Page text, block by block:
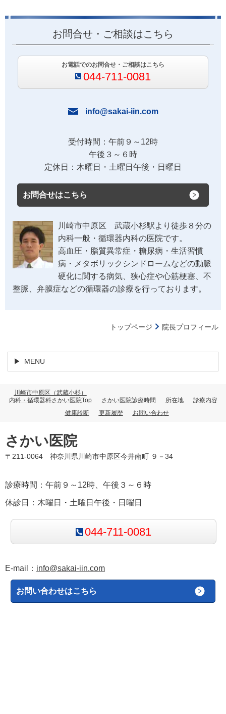
お問合せ・ご相談はこちら
お電話でのお問合せ・ご相談はこちら
044-711-0081
info@sakai-iin.com
受付時間：午前９～12時
午後３～６時
定休日：木曜日・土曜日午後・日曜日
お問合せはこちら
川崎市中原区 武蔵小杉駅より徒歩８分の
内科一般・循環器内科の医院です。
高血圧・脂質異常症・糖尿病・生活習慣
病・メタボリックシンドロームなどの動脈
硬化に関する病気、狭心症や心筋梗塞、不
整脈、弁膜症などの循環器の診療を行っております。
トップページ 院長プロフィール
MENU
川崎市中原区（武蔵小杉）
内科・循環器科さかい医院Top
さかい医院診療時間 所在地
診療内容
健康診断
更新履歴 お問い合わせ
さかい医院
〒211-0064 神奈川県川崎市中原区今井南町 ９－34
診療時間：午前９～12時、午後３～６時
休診日：木曜日・土曜日午後・日曜日
044-711-0081
E-mail： info@sakai-iin.com
お問い合わせはこちら